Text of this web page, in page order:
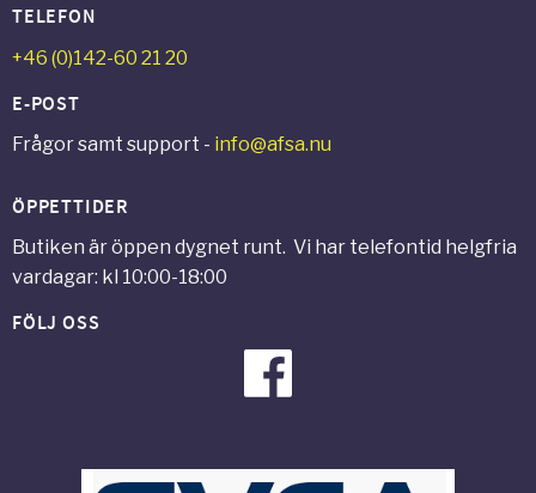
TELEFON
+46 (0)142-60 21 20
E-POST
Frågor samt support - info@afsa.nu
ÖPPETTIDER
Butiken är öppen dygnet runt. Vi har telefontid helgfria
vardagar: kl 10:00-18:00
FÖLJ OSS